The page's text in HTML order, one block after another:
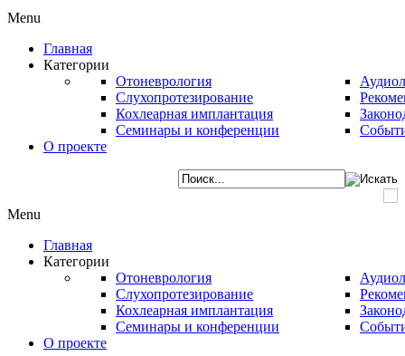
Menu
Главная
Категории
Отоневрология
Слухопротезирование
Кохлеарная имплантация
Семинары и конференции
О проекте
Menu
Главная
Категории
Отоневрология
Слухопротезирование
Кохлеарная имплантация
Семинары и конференции
О проекте